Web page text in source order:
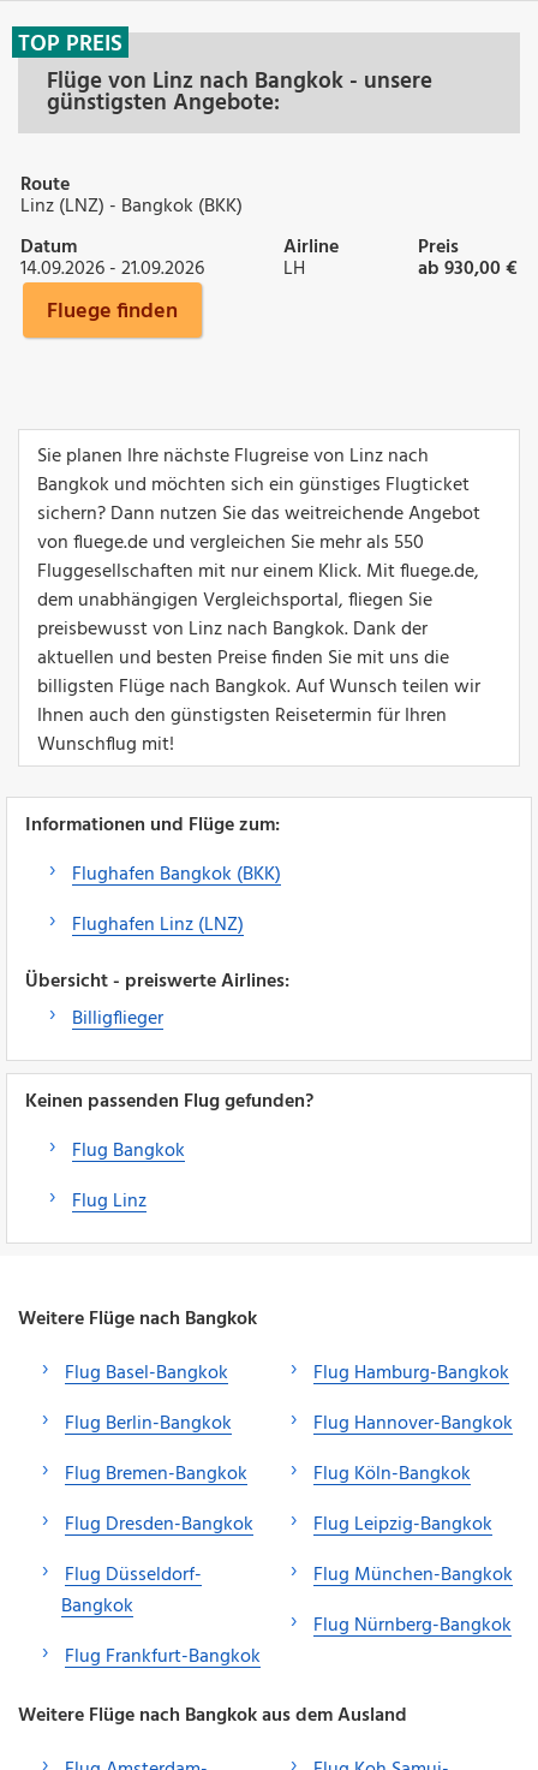
Flüge von Linz nach Bangkok - unsere
günstigsten Angebote:
TOP PREIS
Route
Linz (LNZ) - Bangkok (BKK)
Datum
14.09.2026 - 21.09.2026
Airline
LH
Preis
ab 930,00 €
Fluege finden
Sie planen Ihre nächste Flugreise von Linz nach
Bangkok und möchten sich ein günstiges Flugticket
sichern? Dann nutzen Sie das weitreichende Angebot
von fluege.de und vergleichen Sie mehr als 550
Fluggesellschaften mit nur einem Klick. Mit fluege.de,
dem unabhängigen Vergleichsportal, fliegen Sie
preisbewusst von Linz nach Bangkok. Dank der
aktuellen und besten Preise finden Sie mit uns die
billigsten Flüge nach Bangkok. Auf Wunsch teilen wir
Ihnen auch den günstigsten Reisetermin für Ihren
Wunschflug mit!
Informationen und Flüge zum:
Flughafen Bangkok (BKK)
Flughafen Linz (LNZ)
Übersicht - preiswerte Airlines:
Billigflieger
Keinen passenden Flug gefunden?
Flug Bangkok
Flug Linz
Weitere Flüge nach Bangkok
Flug Basel-Bangkok
Flug Berlin-Bangkok
Flug Bremen-Bangkok
Flug Dresden-Bangkok
Flug Düsseldorf-
Bangkok
Flug Frankfurt-Bangkok
Flug Hamburg-Bangkok
Flug Hannover-Bangkok
Flug Köln-Bangkok
Flug Leipzig-Bangkok
Flug München-Bangkok
Flug Nürnberg-Bangkok
Weitere Flüge nach Bangkok aus dem Ausland